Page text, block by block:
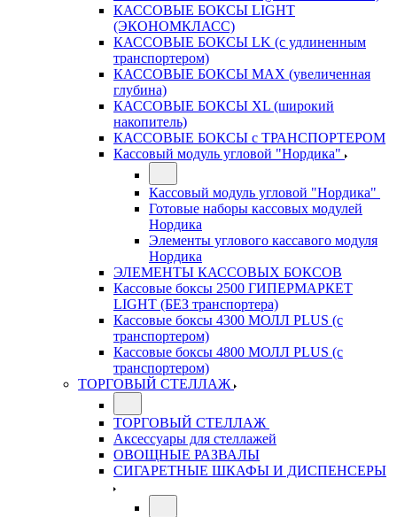
КАССОВЫЕ БОКСЫ LIGHT
(ЭКОНОМКЛАСС)
КАССОВЫЕ БОКСЫ LK (с удлиненным
транспортером)
КАССОВЫЕ БОКСЫ MAX (увеличенная
глубина)
КАССОВЫЕ БОКСЫ XL (широкий
накопитель)
КАССОВЫЕ БОКСЫ с ТРАНСПОРТЕРОМ
Кассовый модуль угловой "Нордика"
Кассовый модуль угловой "Нордика"
Готовые наборы кассовых модулей
Нордика
Элементы углового кассавого модуля
Нордика
ЭЛЕМЕНТЫ КАССОВЫХ БОКСОВ
Кассовые боксы 2500 ГИПЕРМАРКЕТ
LIGHT (БЕЗ транспортера)
Кассовые боксы 4300 МОЛЛ PLUS (с
транспортером)
Кассовые боксы 4800 МОЛЛ PLUS (с
транспортером)
ТОРГОВЫЙ СТЕЛЛАЖ
ТОРГОВЫЙ СТЕЛЛАЖ
Аксессуары для стеллажей
ОВОЩНЫЕ РАЗВАЛЫ
СИГАРЕТНЫЕ ШКАФЫ И ДИСПЕНСЕРЫ